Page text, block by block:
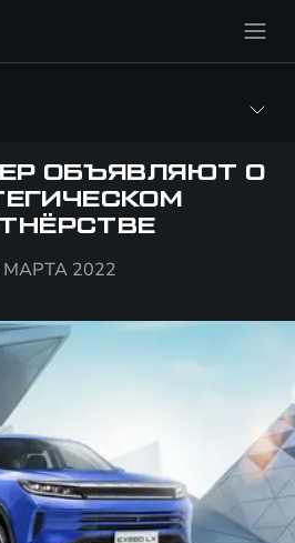
ОБЪЯВЛЯЮТ О
МАРТА 2022